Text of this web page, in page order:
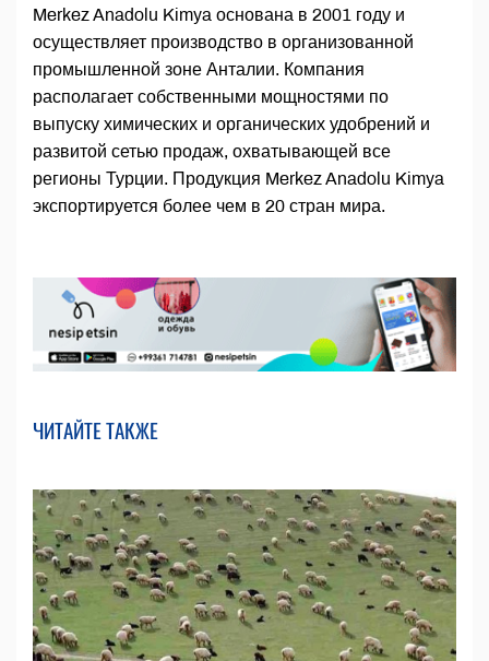
Merkez Anadolu Kimya основана в 2001 году и
осуществляет производство в организованной
промышленной зоне Анталии. Компания
располагает собственными мощностями по
выпуску химических и органических удобрений и
развитой сетью продаж, охватывающей все
регионы Турции. Продукция Merkez Anadolu Kimya
экспортируется более чем в 20 стран мира.
ЧИТАЙТЕ ТАКЖЕ